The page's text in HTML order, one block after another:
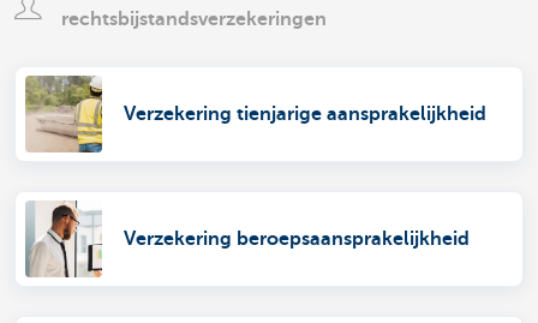
rechtsbijstandsverzekeringen
Verzekering tienjarige aansprakelijkheid
Verzekering beroepsaansprakelijkheid